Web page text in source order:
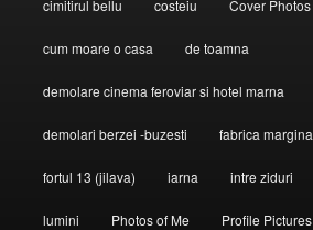
cimitirul bellu costeiu Cover Photos
cum moare o casa de toamna
demolare cinema feroviar si hotel marna
demolari berzei -buzesti fabrica margina
fortul 13 (jilava) iarna intre ziduri
lumini Photos of Me Profile Pictures